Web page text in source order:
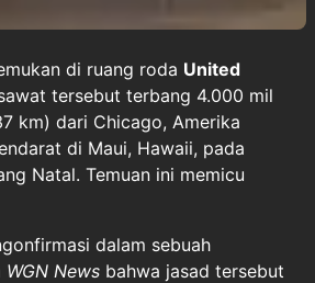
di ruang roda United
tersebut terbang 4.000 mil
km) dari Chicago, Amerika
di Maui, Hawaii, pada
Natal. Temuan ini memicu
dalam sebuah
WGN News bahwa jasad tersebut